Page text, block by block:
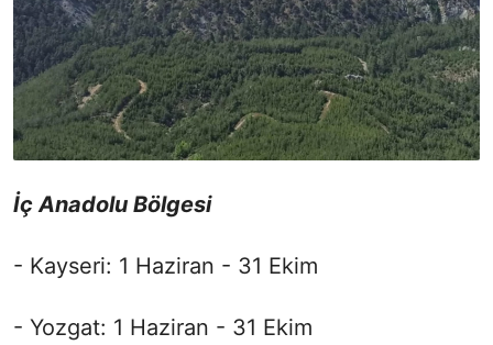
İç Anadolu Bölgesi
- Kayseri: 1 Haziran - 31 Ekim
- Yozgat: 1 Haziran - 31 Ekim